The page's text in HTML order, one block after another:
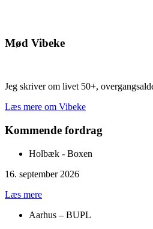
Mød Vibeke
Jeg skriver om livet 50+,
Læs mere om Vibeke
Kommende fordrag
Holbæk - Boxen
16. september 2026
Læs mere
Aarhus – BUPL